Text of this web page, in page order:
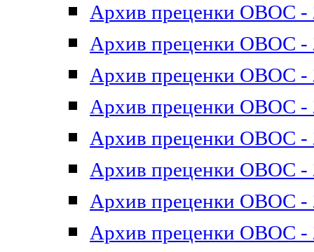
Архив преценки ОВОС -
Архив преценки ОВОС -
Архив преценки ОВОС -
Архив преценки ОВОС -
Архив преценки ОВОС -
Архив преценки ОВОС -
Архив преценки ОВОС -
Архив преценки ОВОС -